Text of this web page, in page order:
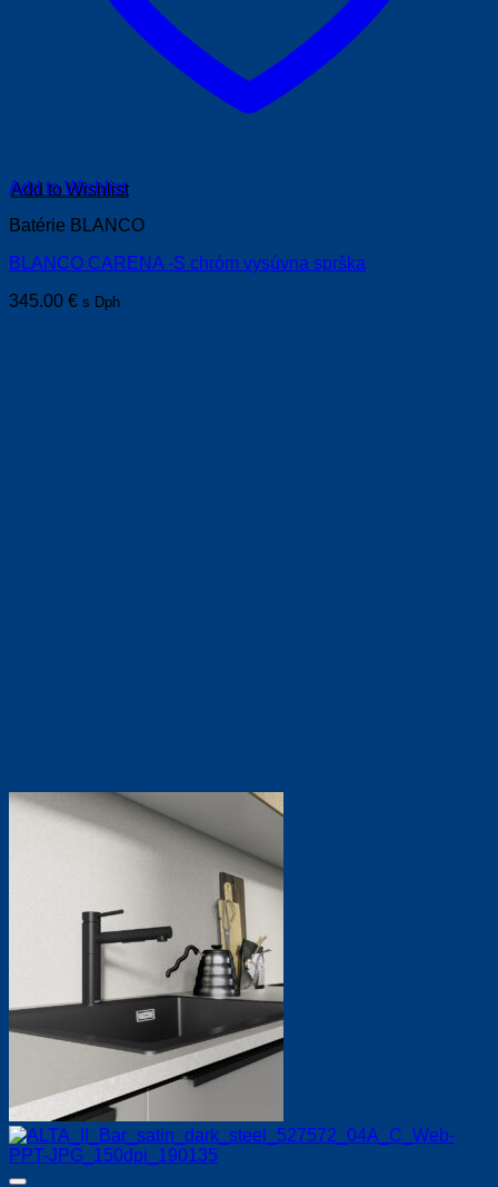
Add to Wishlist
Batérie BLANCO
BLANCO CARENA -S chróm vysúvna sprška
345.00 € s Dph